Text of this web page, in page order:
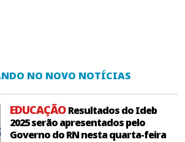
NO NOVO NOTÍCIAS
EDUCAÇÃOResultados do Ideb
2025 serão apresentados pelo
Governo do RN nesta quarta-feira